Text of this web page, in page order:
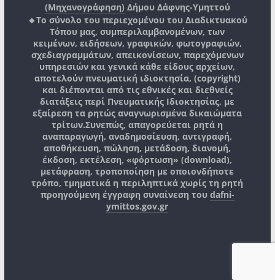
(Μηχανογράφηση) Δήμου Δάφνης-Υμηττού
🔸Το σύνολο του περιεχομένου του Διαδικτυακού
Τόπου μας, συμπεριλαμβανομένων, των
κειμένων, ειδήσεων, γραφικών, φωτογραφιών,
σχεδιαγραμμάτων, απεικονίσεων, παρεχόμενων
υπηρεσιών και γενικά κάθε είδους αρχείων,
αποτελούν πνευματική ιδιοκτησία, (copyright)
και διέπονται από τις εθνικές και διεθνείς
διατάξεις περί Πνευματικής Ιδιοκτησίας, με
εξαίρεση τα ρητώς αναγνωρισμένα δικαιώματα
τρίτων.Συνεπώς, απαγορεύεται ρητά η
αναπαραγωγή, αναδημοσίευση, αντιγραφή,
αποθήκευση, πώληση, μετάδοση, διανομή,
έκδοση, εκτέλεση, «φόρτωση» (download),
μετάφραση, τροποποίηση με οποιονδήποτε
τρόπο, τμηματικά η περιληπτικά χωρίς τη ρητή
προηγούμενη έγγραφη συναίνεση του dafni-
ymittos.gov.gr